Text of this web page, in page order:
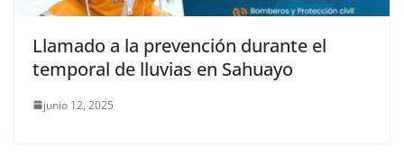
Llamado a la prevención durante el
temporal de lluvias en Sahuayo
junio 12, 2025